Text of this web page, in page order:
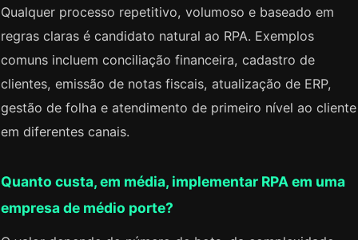
Qualquer processo repetitivo, volumoso e baseado em
regras claras é candidato natural ao RPA. Exemplos
comuns incluem conciliação financeira, cadastro de
clientes, emissão de notas fiscais, atualização de ERP,
gestão de folha e atendimento de primeiro nível ao cliente
em diferentes canais.
Quanto custa, em média, implementar RPA em uma
empresa de médio porte?